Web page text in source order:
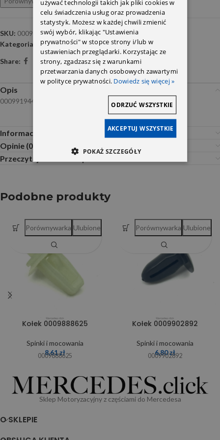
SKU: 0009919440-4 SZT
Kategoria:
Spinki i mocowania
Share:
Opis
0009919440
Informacje dodatkowe
Opinie (0)
Przeczytaj Przed Zakupem
Podobne produkty
Kołek 0009888625
Spinki i mocowania
8,61zł
0009888625
Porównywarka Ulubione
Kołek 0009902892
Spinki i mocowania
6,80zł
0009902892
Porównywarka Ulubione
Sklep Motoryzacyjny z częściami do Mercedesa
O SKLEPIE
używać technologii takich jak pliki cookies w
celu świadczenia usług oraz prowadzenia
statystyk. Możesz w każdej chwili zmienić
swój wybór, klikając "Ustawienia
prywatności" w stopce strony i/lub w
ustawieniach przeglądarki. Korzystając ze
strony, zgadzasz się z warunkami
przetwarzania danych osobowych zawartymi
w polityce prywatności. Dowiedz się więcej »
AKCEPTUJ WSZYSTKIE
ODRZUĆ WSZYSTKIE
POKAŻ SZCZEGÓŁY